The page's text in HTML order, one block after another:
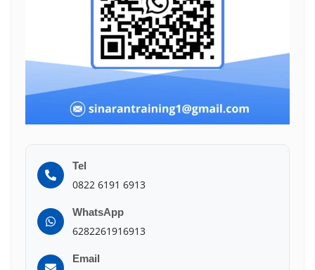
Tel
0822 6191 6913
WhatsApp
6282261916913
Email